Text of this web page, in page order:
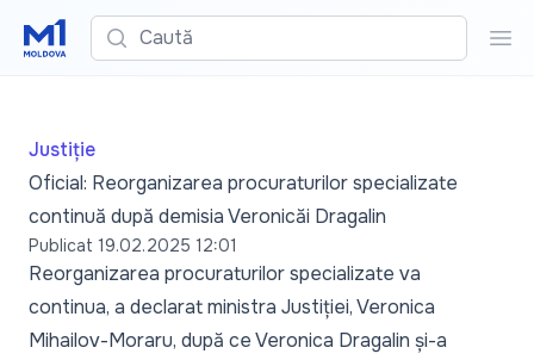
Caută
Justiție
Oficial: Reorganizarea procuraturilor specializate
continuă după demisia Veronicăi Dragalin
Publicat 19.02.2025 12:01
Reorganizarea procuraturilor specializate va
continua, a declarat ministra Justiției, Veronica
Mihailov-Moraru, după ceVeronica Dragalin și-a